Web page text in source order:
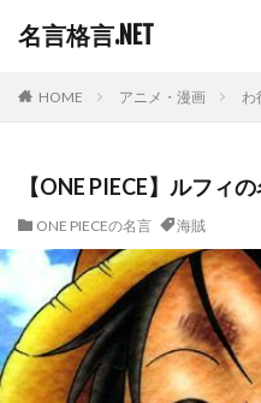
名言格言.NET
HOME アニメ・漫画 わ
【ONE PIECE】ルフィ
ONE PIECEの名言 海賊